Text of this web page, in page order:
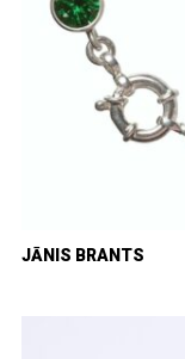
JĀNIS BRANTS